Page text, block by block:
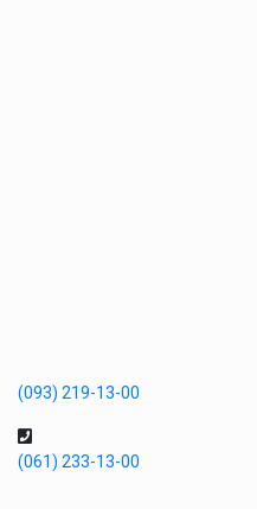
(093) 219-13-00
(061) 233-13-00